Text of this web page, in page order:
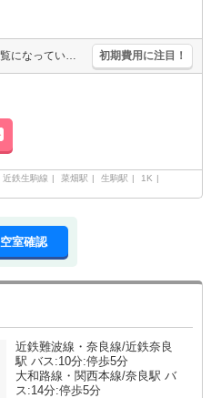
家具家電付！人気のレオパレス物件！ 初めての一人暮しにもぜひ一度ご覧になっていただきたいお部屋です。家電が揃っているのですぐにでも新生活を始められるのも嬉しいポイントですね。東生駒駅まで徒歩圏内です。 初期費用に注目！
近鉄生駒線 菜畑駅 生駒駅
1K
室確認
近鉄難波線・奈良線/近鉄奈良
駅 バス:10分:停歩5分
大和路線・関西本線/奈良駅 バ
ス:14分:停歩5分